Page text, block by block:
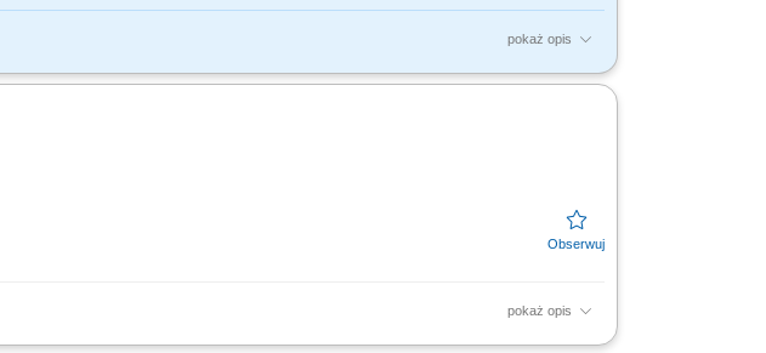
pokaż opis
security controls and cooperate with the CICD team; Analyze source
pokaż opis
zespołem reagowania na incydenty bezpieczeństwa oraz rozwój